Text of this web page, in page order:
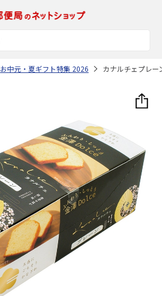
お中元・夏ギフト特集 2026 カナルチェプレー